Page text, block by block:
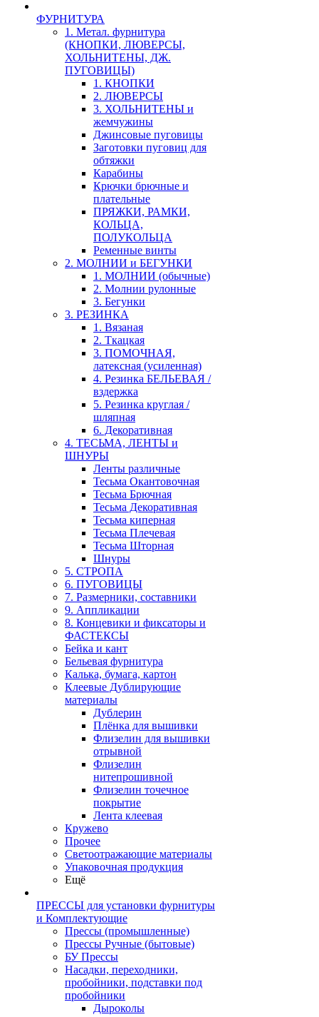
ФУРНИТУРА
1. Метал. фурнитура
(КНОПКИ, ЛЮВЕРСЫ,
ХОЛЬНИТЕНЫ, ДЖ.
ПУГОВИЦЫ)
1. КНОПКИ
2. ЛЮВЕРСЫ
3. ХОЛЬНИТЕНЫ и
жемчужины
Джинсовые пуговицы
Заготовки пуговиц для
обтяжки
Карабины
Крючки брючные и
плательные
ПРЯЖКИ, РАМКИ,
КОЛЬЦА,
ПОЛУКОЛЬЦА
Ременные винты
2. МОЛНИИ и БЕГУНКИ
1. МОЛНИИ (обычные)
2. Молнии рулонные
3. Бегунки
3. РЕЗИНКА
1. Вязаная
2. Ткацкая
3. ПОМОЧНАЯ,
латексная (усиленная)
4. Резинка БЕЛЬЕВАЯ /
вздержка
5. Резинка круглая /
шляпная
6. Декоративная
4. ТЕСЬМА, ЛЕНТЫ и
ШНУРЫ
Ленты различные
Тесьма Окантовочная
Тесьма Брючная
Тесьма Декоративная
Тесьма киперная
Тесьма Плечевая
Тесьма Шторная
Шнуры
5. СТРОПА
6. ПУГОВИЦЫ
7. Размерники, составники
9. Аппликации
8. Концевики и фиксаторы и
ФАСТЕКСЫ
Бейка и кант
Бельевая фурнитура
Калька, бумага, картон
Клеевые Дублирующие
материалы
Дублерин
Плёнка для вышивки
Флизелин для вышивки
отрывной
Флизелин
нитепрошивной
Флизелин точечное
покрытие
Лента клеевая
Кружево
Прочее
Светоотражающие материалы
Упаковочная продукция
Ещё
ПРЕССЫ для установки фурнитуры
и Комплектующие
Прессы (промышленные)
Прессы Ручные (бытовые)
БУ Прессы
Насадки, переходники,
пробойники, подставки под
пробойники
Дыроколы